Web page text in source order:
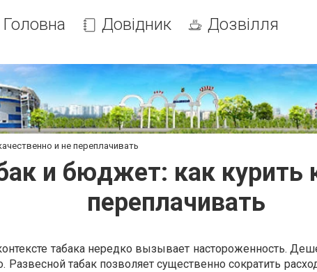
Головна Довідник Дозвілля
и не переплачивать
и бюджет: как курить
переплачивать
табака нередко вызывает настороженность.
Развесной табак позволяет существенно сократить